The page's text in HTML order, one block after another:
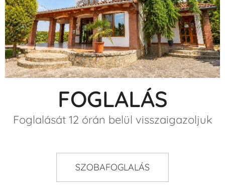
FOGLALÁS
Foglalását 12 órán belül visszaigazoljuk
SZOBAFOGLALÁS